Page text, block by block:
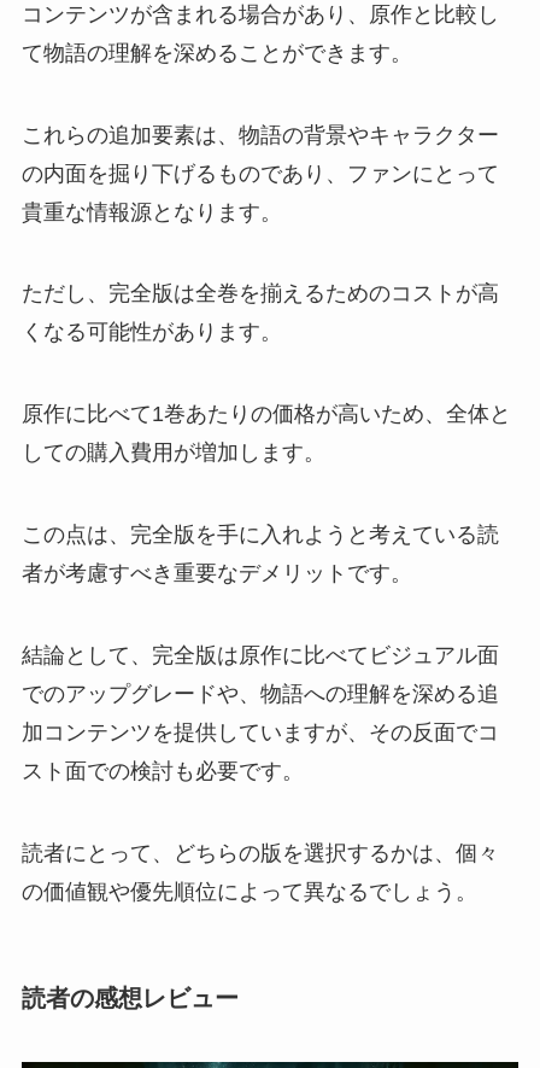
コンテンツが含まれる場合があり、原作と比較し
て物語の理解を深めることができます。
これらの追加要素は、物語の背景やキャラクター
の内面を掘り下げるものであり、ファンにとって
貴重な情報源となります。
ただし、完全版は全巻を揃えるためのコストが高
くなる可能性があります。
原作に比べて1巻あたりの価格が高いため、全体と
しての購入費用が増加します。
この点は、完全版を手に入れようと考えている読
者が考慮すべき重要なデメリットです。
結論として、完全版は原作に比べてビジュアル面
でのアップグレードや、物語への理解を深める追
加コンテンツを提供していますが、その反面でコ
スト面での検討も必要です。
読者にとって、どちらの版を選択するかは、個々
の価値観や優先順位によって異なるでしょう。
読者の感想レビュー